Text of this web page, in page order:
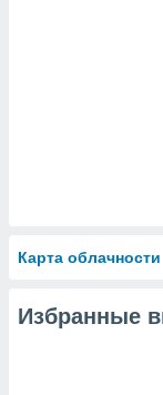
Карта облачности
Избранные